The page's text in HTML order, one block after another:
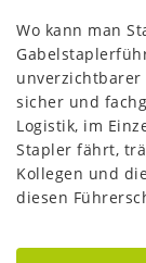
Wo kann man
unverzichtbarer
sicher und
Logistik, im
Stapler fährt,
Kollegen und
diesen